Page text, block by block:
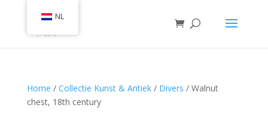
Home / Collectie Kunst & Antiek/ Divers / Walnut
chest, 18th century
NL